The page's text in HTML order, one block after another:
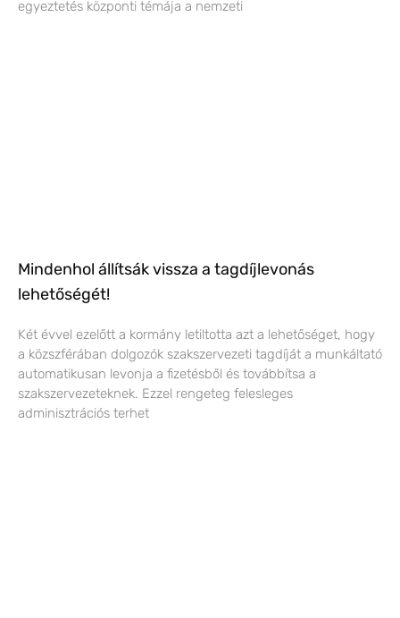
egyeztetés központi témája a nemzeti
Mindenhol állítsák vissza a tagdíjlevonás
lehetőségét!
Két évvel ezelőtt a kormány letiltotta azt a lehetőséget, hogy
a közszférában dolgozók szakszervezeti tagdíját a munkáltató
automatikusan levonja a fizetésből és továbbítsa a
szakszervezeteknek. Ezzel rengeteg felesleges
adminisztrációs terhet